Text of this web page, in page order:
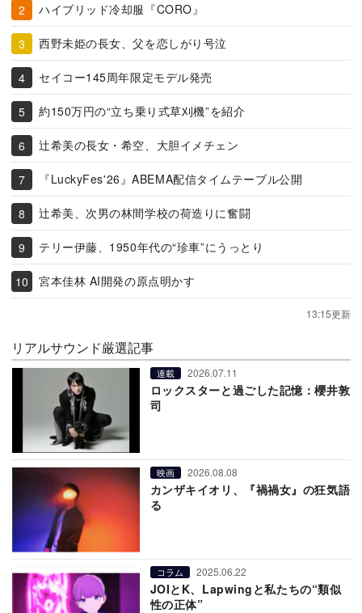
ハイブリッド冷却服『CORO』
西野未姫の長女、父を恋しがり号泣
セイコー145周年限定モデル発売
約150万円の“立ち乗り式草刈機”を紹介
辻希美の長女・希空、大胆イメチェン
『LuckyFes'26』ABEMA配信タイムテーブル公開
辻希美、次男の林間学校の荷造りに奮闘
テリー伊藤、1950年代の“珍車”にうっとり
宮本佳林 AI開発の原点明かす
13:15更新
リアルサウンド厳選記事
連載 2026.07.11
ロックスターと過ごした記憶：櫻井敦
司
映画 2026.08.08
カンザキイオリ、『禍禍女』の狂気語
る
コラム 2025.06.22
JOIとK、Lapwingと私たちの“類似
性の正体”